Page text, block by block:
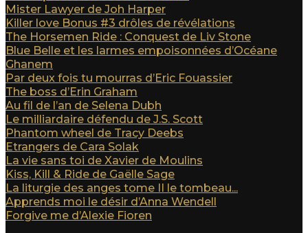
Mister Lawyer de Joh Harper
Killer love Bonus #3 drôles de révélations
The Horsemen Ride : Conquest de Liv Stone
Blue Belle et les larmes empoisonnées d’Océane
Ghanem
Par deux fois tu mourras d’Eric Fouassier
The boss d’Erin Graham
Au fil de l’an de Selena Dubh
Le milliardaire défendu de J.S. Scott
Phantom wheel de Tracy Deebs
Etrangers de Cara Solak
La vie sans toi de Xavier de Moulins
Kiss, Kill & Ride de Gaëlle Sage
La liturgie des anges tome II le tombeau...
Apprends moi le désir d’Anna Wendell
Forgive me d’Alexie Fioren